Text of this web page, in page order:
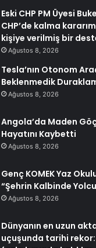
Eski CHP PM Üyesi
CHP’de kalma
kişiye verilmiş bir
Ağustos 8, 2026
Tesla’nın Otonom
Beklenmedik
Ağustos 8, 2026
Angola’da Maden
Hayatını Kaybetti
Ağustos 8, 2026
Genç KOMEK Yaz
“Şehrin Kalbinde
Ağustos 8, 2026
Dünyanın en uzun
uçuşunda tarihi